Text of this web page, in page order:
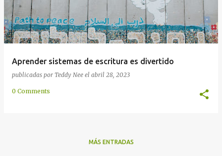
Aprender sistemas de escritura es divertido
publicadas por Teddy Nee el abril 28, 2023
0 Comments
MÁS ENTRADAS